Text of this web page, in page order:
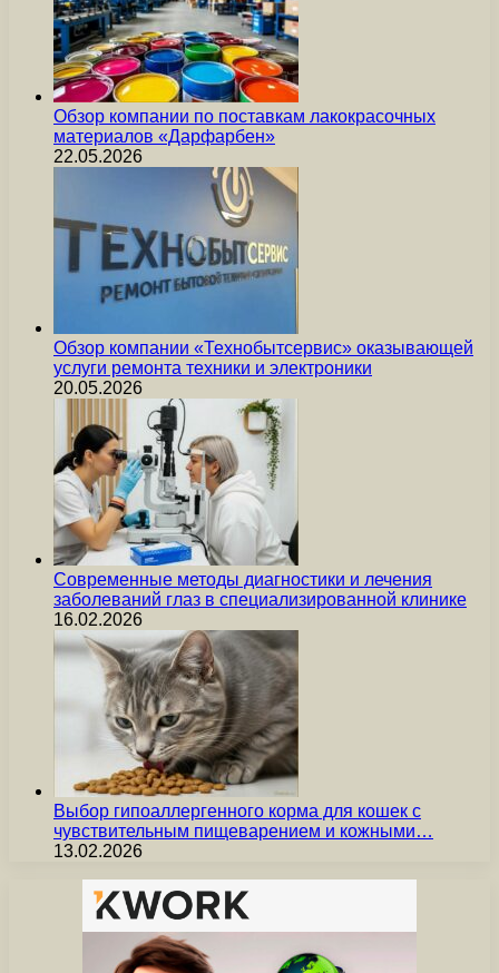
Обзор компании по поставкам лакокрасочных
материалов «Дарфарбен»
22.05.2026
Обзор компании «Технобытсервис» оказывающей
услуги ремонта техники и электроники
20.05.2026
Современные методы диагностики и лечения
заболеваний глаз в специализированной клинике
16.02.2026
Выбор гипоаллергенного корма для кошек с
чувствительным пищеварением и кожными…
13.02.2026